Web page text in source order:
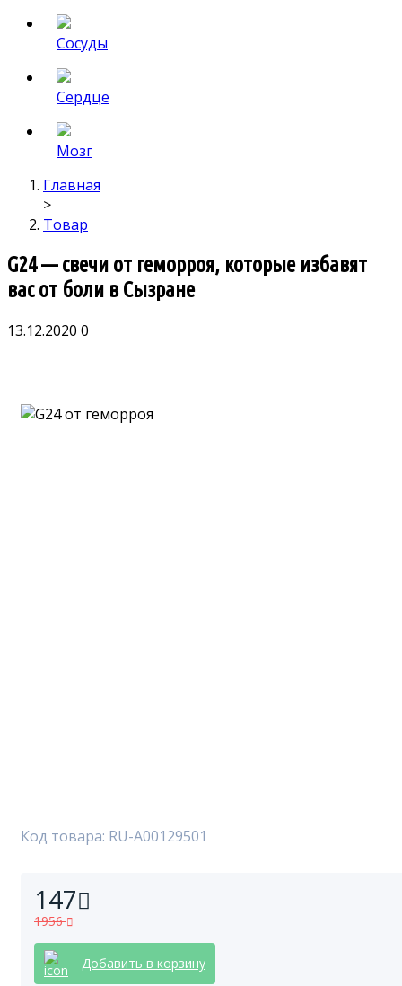
Сосуды
Сердце
Мозг
Главная
>
Товар
G24 — свечи от геморроя, которые избавят
вас от боли в Сызране
13.12.2020 0
Код товара: RU-A00129501
147
1956
Добавить в корзину